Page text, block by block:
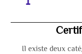
Il existe deux